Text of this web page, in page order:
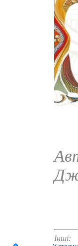
Інші: